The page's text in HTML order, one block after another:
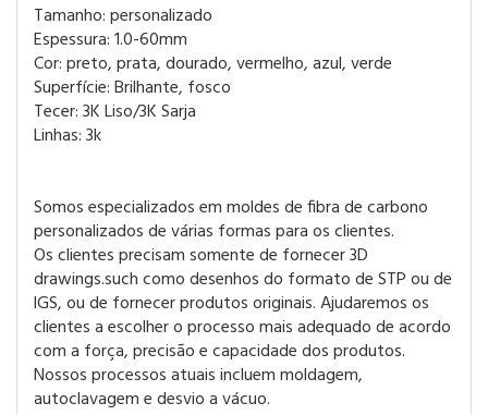
Tamanho: personalizado
Espessura: 1.0-60mm
Cor: preto, prata, dourado, vermelho, azul, verde
Superfície: Brilhante, fosco
Tecer: 3K Liso/3K Sarja
Linhas: 3k
Somos especializados em moldes de fibra de carbono
personalizados de várias formas para os clientes.
Os clientes precisam somente de fornecer 3D
drawings.such como desenhos do formato de STP ou de
lGS, ou de fornecer produtos originais. Ajudaremos os
clientes a escolher o processo mais adequado de acordo
com a força, precisão e capacidade dos produtos.
Nossos processos atuais incluem moldagem,
autoclavagem e desvio a vácuo.